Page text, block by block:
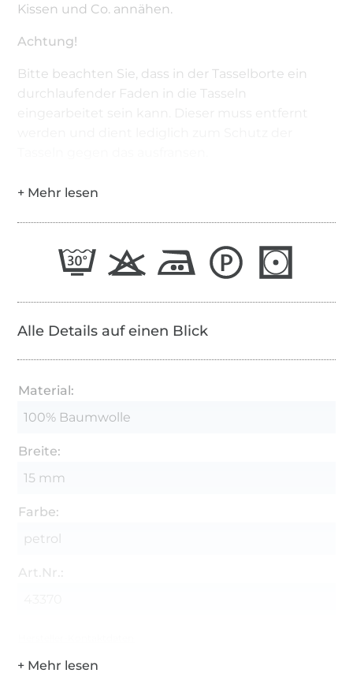
Kissen und Co. annähen.
Achtung!
Bitte beachten Sie, dass in der Tasselborte ein
durchlaufender Faden in die Tasseln
Alle Details auf einen Blick
Material:
100% Baumwolle
Breite:
15 mm
Farbe:
petrol
Art.Nr.: